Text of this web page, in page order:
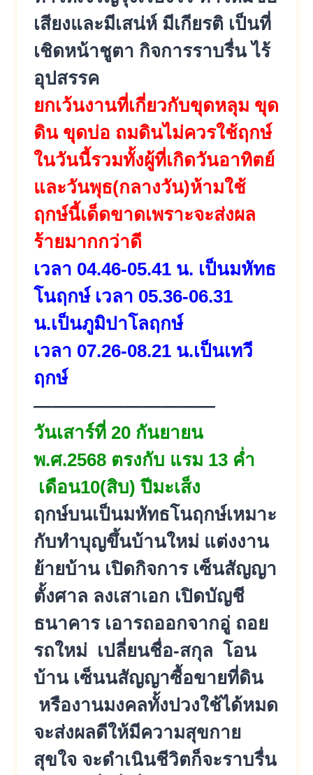
เสียงและมีเสน่ห์ มีเกียรติ เป็นที่
เชิดหน้าชูตา กิจการราบรื่น ไร้
อุปสรรค
ยกเว้นงานที่เกี่ยวกับขุดหลุม ขุด
ดิน ขุดบ่อ ถมดินไม่ควรใช้ฤกษ์
ในวันนี้รวมทั้งผู้ที่เกิดวันอาทิตย์
และวันพุธ(กลางวัน)ห้ามใช้
ฤกษ์นี้เด็ดขาดเพราะจะส่งผล
ร้ายมากกว่าดี
เวลา 04.46-05.41 น. เป็นมหัทธ
โนฤกษ์ เวลา 05.36-06.31
น.เป็นภูมิปาโลฤกษ์
เวลา 07.26-08.21 น.เป็นเทวี
ฤกษ์
——————————
วันเสาร์ที่ 20 กันยายน
พ.ศ.2568 ตรงกับ แรม 13 ค่ำ
เดือน10(สิบ) ปีมะเส็ง
ฤกษ์บนเป็นมหัทธโนฤกษ์เหมาะ
กับทำบุญขึ้นบ้านใหม่ แต่งงาน
ย้ายบ้าน เปิดกิจการ เซ็นสัญญา
ตั้งศาล ลงเสาเอก เปิดบัญชี
ธนาคาร เอารถออกจากอู่ ถอย
รถใหม่ เปลี่ยนชื่อ-สกุล โอน
บ้าน เซ็นนสัญญาซื้อขายที่ดิน
หรืองานมงคลทั้งปวงใช้ได้หมด
จะส่งผลดีให้มีความสุขกาย
สุขใจ จะดำเนินชีวิตก็จะราบรื่น